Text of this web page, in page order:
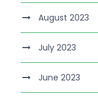
August 2023
July 2023
June 2023